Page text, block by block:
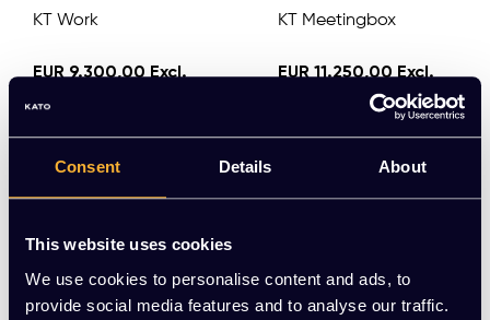
Consent Details About
This website uses cookies
We use cookies to personalise content and ads, to
provide social media features and to analyse our traffic.
KT Work
EUR 9.300,00 Excl.
KT Meetingbox
EUR 11.250,00 Excl.